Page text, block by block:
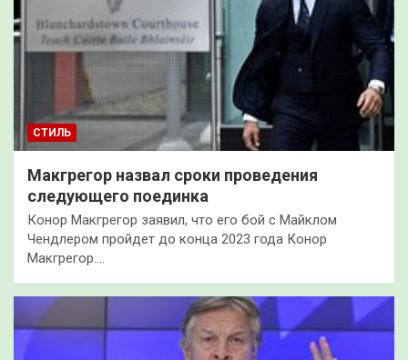
СТИЛЬ
Макгрегор назвал сроки проведения
следующего поединка
Конор Макгрегор заявил, что его бой с Майклом
Чендлером пройдет до конца 2023 года Конор
Макгрегор.…